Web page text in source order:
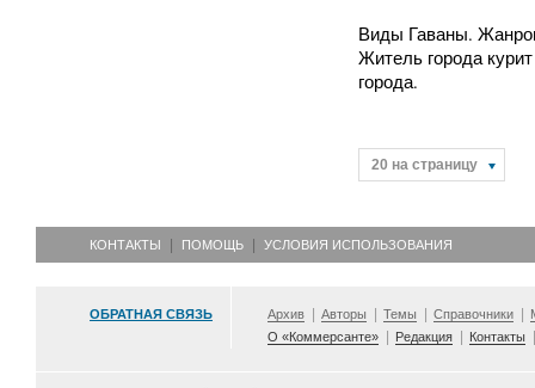
Виды Гаваны.
Житель города
города.
20 на страницу
КОНТАКТЫ ПОМОЩЬ УСЛОВИЯ ИСПОЛЬЗОВАНИЯ
ОБРАТНАЯ СВЯЗЬ Архив Авторы Темы Справочники
О «Коммерсанте»
Редакция Контакты